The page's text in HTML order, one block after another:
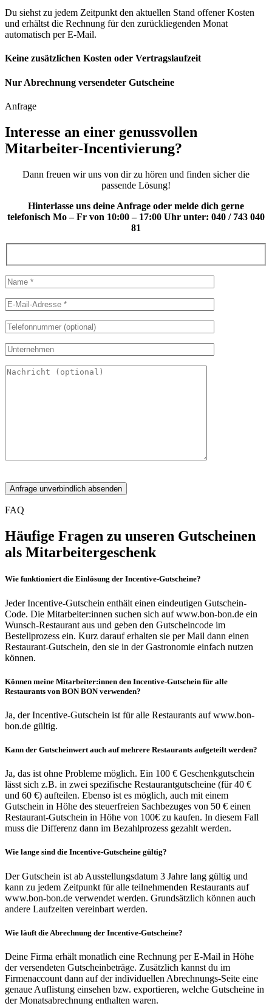
Du siehst zu jedem Zeitpunkt den aktuellen Stand offener Kosten
und erhältst die Rechnung für den zurückliegenden Monat
automatisch per E-Mail.
Keine zusätzlichen Kosten oder Vertragslaufzeit
Nur Abrechnung versendeter Gutscheine
Anfrage
Interesse an einer genussvollen
Mitarbeiter-Incentivierung?
Dann freuen wir uns von dir zu hören und finden sicher die
passende Lösung!
Hinterlasse uns deine Anfrage oder melde dich gerne
telefonisch Mo – Fr von 10:00 – 17:00 Uhr unter: 040 / 743 040
81
FAQ
Häufige Fragen zu unseren Gutscheinen
als Mitarbeitergeschenk
Wie funktioniert die Einlösung der Incentive-Gutscheine?
Jeder Incentive-Gutschein enthält einen eindeutigen Gutschein-
Code. Die Mitarbeiter:innen suchen sich auf www.bon-bon.de ein
Wunsch-Restaurant aus und geben den Gutscheincode im
Bestellprozess ein. Kurz darauf erhalten sie per Mail dann einen
Restaurant-Gutschein, den sie in der Gastronomie einfach nutzen
können.
Können meine Mitarbeiter:innen den Incentive-Gutschein für alle
Restaurants von BON BON verwenden?
Ja, der Incentive-Gutschein ist für alle Restaurants auf www.bon-
bon.de gültig.
Kann der Gutscheinwert auch auf mehrere Restaurants aufgeteilt werden?
Ja, das ist ohne Probleme möglich. Ein 100 € Geschenkgutschein
lässt sich z.B. in zwei spezifische Restaurantgutscheine (für 40 €
und 60 €) aufteilen. Ebenso ist es möglich, auch mit einem
Gutschein in Höhe des steuerfreien Sachbezuges von 50 € einen
Restaurant-Gutschein in Höhe von 100€ zu kaufen. In diesem Fall
muss die Differenz dann im Bezahlprozess gezahlt werden.
Wie lange sind die Incentive-Gutscheine gültig?
Der Gutschein ist ab Ausstellungsdatum 3 Jahre lang gültig und
kann zu jedem Zeitpunkt für alle teilnehmenden Restaurants auf
www.bon-bon.de verwendet werden. Grundsätzlich können auch
andere Laufzeiten vereinbart werden.
Wie läuft die Abrechnung der Incentive-Gutscheine?
Deine Firma erhält monatlich eine Rechnung per E-Mail in Höhe
der versendeten Gutscheinbeträge. Zusätzlich kannst du im
Firmenaccount dann auf der individuellen Abrechnungs-Seite eine
genaue Auflistung einsehen bzw. exportieren, welche Gutscheine in
der Monatsabrechnung enthalten waren.